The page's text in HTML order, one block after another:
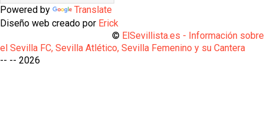
Powered by
Translate
Diseño web creado por Erick
© ElSevillista.es - Información sobre
el Sevilla FC, Sevilla Atlético, Sevilla Femenino y su Cantera
-- -- 2026